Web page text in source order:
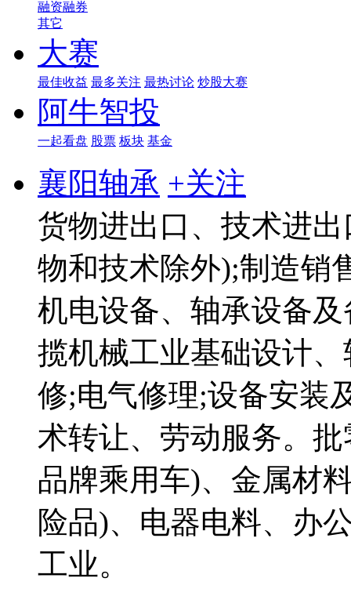
融资融券
其它
大赛
最佳收益 最多关注 最热讨论 炒股大赛
阿牛智投
一起看盘 股票 板块 基金
襄阳轴承 +关注
货物进出口、技术进
物和技术除外);制造销
机电设备、轴承设备
揽机械工业基础设计
修;电气修理;设备安装
术转让、劳动服务。
品牌乘用车)、金属材
险品)、电器电料、办
工业。